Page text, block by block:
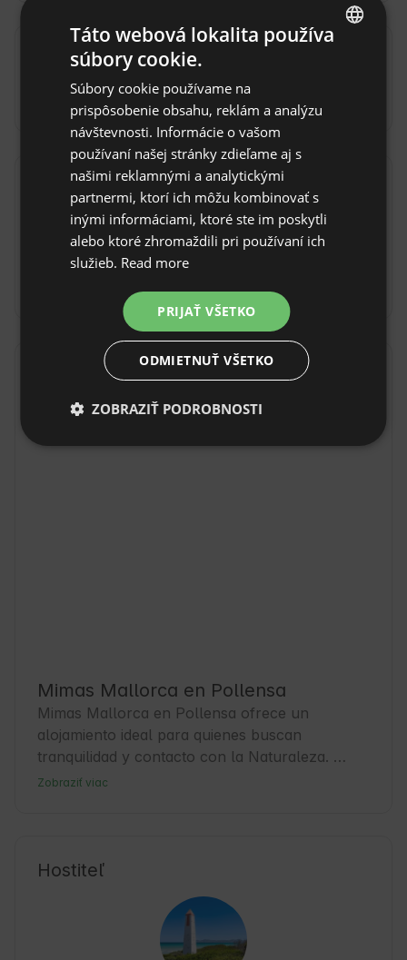
Prístup
Autom Lietadlom
Pravidlá objektu
Čas príchodu: Od 17:00
Čas odhlásenia: Do 10:00
Mimas Mallorca en Pollensa
Mimas Mallorca en Pollensa ofrece un
alojamiento ideal para quienes buscan
tranquilidad y contacto con la Naturaleza.
Pollensa, con su encanto mediterráneo y calles
relajado, perfecto para explorar la isla y
calas y montañas convierte a Mimas Mallorca
en una base perfecta para viajes de aventura y
descanso. Además, la zona ofrece servicios
Zobraziť viac
Hostiteľ
FRENCH
CZECH
Táto webová lokalita používa
súbory cookie.
Súbory cookie používame na
prispôsobenie obsahu, reklám a analýzu
návštevnosti. Informácie o vašom
používaní našej stránky zdieľame aj s
našimi reklamnými a analytickými
partnermi, ktorí ich môžu kombinovať s
inými informáciami, ktoré ste im poskytli
alebo ktoré zhromaždili pri používaní ich
služieb. Read more
PRIJAŤ VŠETKO
ODMIETNUŤ VŠETKO
ZOBRAZIŤ PODROBNOSTI